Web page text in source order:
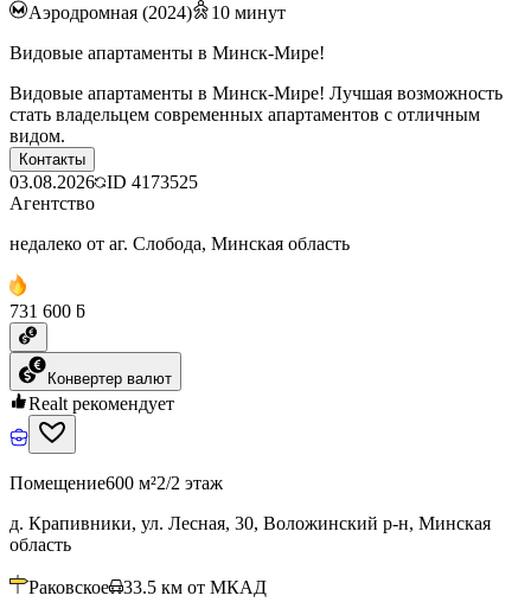
Аэродромная (2024) 10 минут
Видовые апартаменты в Минск-Мире!
Видовые апартаменты в Минск-Мире! Лучшая возможность
стать владельцем современных апартаментов с отличным
видом.
Контакты
03.08.2026 ID 4173525
Агентство
недалеко от аг. Слобода, Минская область
731 600 ƃ
Конвертер валют
Realt рекомендует
Помещение600 м²2/2 этаж
д. Крапивники, ул. Лесная, 30, Воложинский р-н, Минская
область
Раковское 33.5 км от МКАД